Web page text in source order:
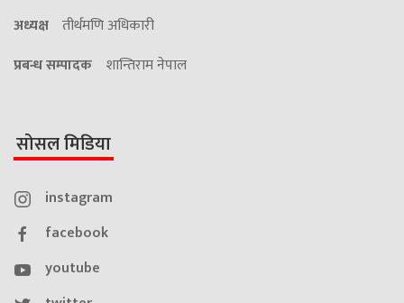
अध्यक्ष तीर्थमणि अधिकारी
प्रबन्ध सम्पादक शान्तिराम नेपाल
सोसल मिडिया
instagram
facebook
youtube